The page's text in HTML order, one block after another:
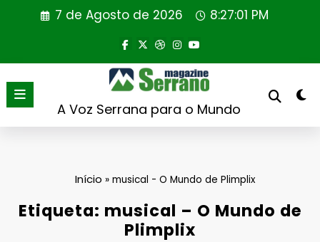
7 de Agosto de 2026 8:27:02 PM
A Voz Serrana para o Mundo
Início » musical - O Mundo de Plimplix
Etiqueta: musical – O Mundo de
Plimplix